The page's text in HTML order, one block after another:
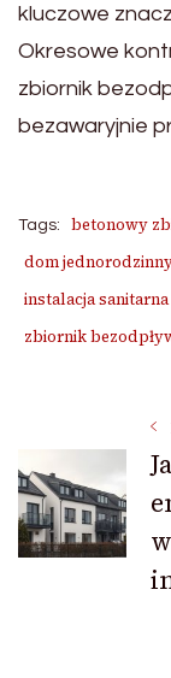
kluczowe
Okresowe
zbiornik
bezawaryjnie
Tags: betonowy
dom
instalacja sanitarna
zbiornik
Post